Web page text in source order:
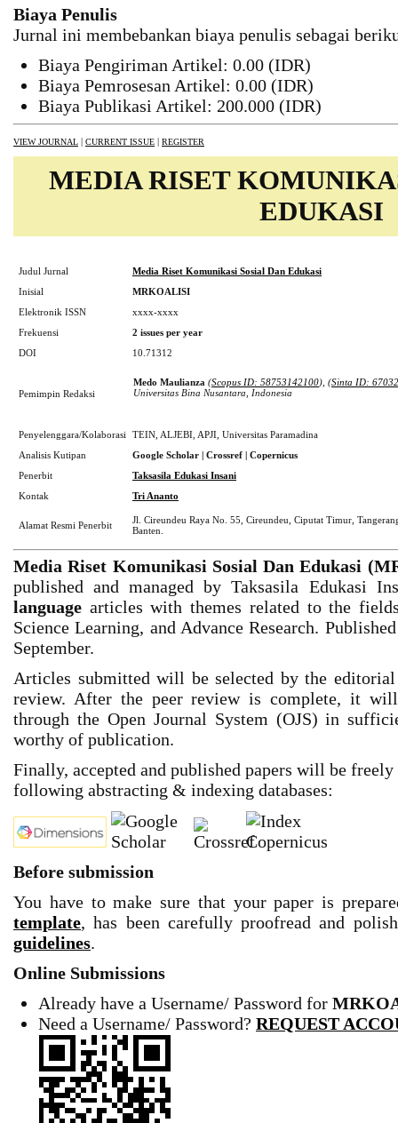
Biaya Penulis
Jurnal ini membebankan biaya penulis sebagai
Biaya Pengiriman Artikel: 0.00 (IDR)
Biaya Pemrosesan Artikel: 0.00 (IDR)
Biaya Publikasi Artikel: 200.000 (IDR)
VIEW JOURNAL | CURRENT ISSUE | REGISTER
MEDIA RISET
EDUKASI
Judul Jurnal
Media Riset Komunikasi Sosial Dan Edukasi
Inisial
MRKOALISI
Elektronik ISSN
xxxx-xxxx
Frekuensi
2 issues per year
DOI
10.71312
Pemimpin Redaksi
Medo Maulianza (Scopus ID: 58753142100), (Sinta ID:
Universitas Bina Nusantara, Indonesia
Penyelenggara/Kolaborasi
TEIN, ALJEBI, APJI, Universitas Paramadina
Analisis Kutipan
Google Scholar | Crossref | Copernicus
Penerbit
Taksasila Edukasi Insani
Kontak
Tri Ananto
Alamat Resmi Penerbit
Jl. Cireundeu Raya No. 55, Cireundeu, Ciputat Timur,
Banten.
Media Riset Komunikasi Sosial Dan Edukasi
published and managed by Taksasila Edukasi
language articles with themes related to the
Science Learning, and Advance Research.
September.
Articles submitted will be selected by the
review. After the peer review is complete, it
through the Open Journal System (OJS) in
worthy of publication.
Finally, accepted and published papers will be freely
following abstracting & indexing databases:
Before submission
You have to make sure that your paper is
template,has been carefully proofread and
guidelines.
Online Submissions
Already have a Username/ Password for
Need a Username/ Password? REQUEST